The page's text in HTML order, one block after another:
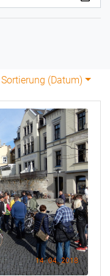
Sortierung (Datum)